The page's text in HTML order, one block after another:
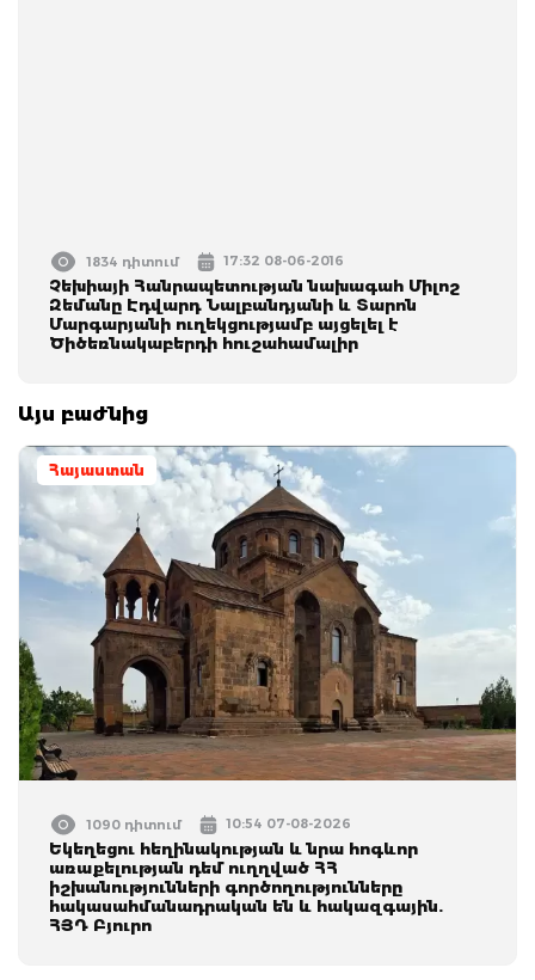
1834 դիտում 17:32 08-06-2016
Չեխիայի Հանրապետության նախագահ Միլոշ
Զեմանը Էդվարդ Նալբանդյանի և Տարոն
Մարգարյանի ուղեկցությամբ այցելել է
Ծիծեռնակաբերդի հուշահամալիր
Այս բաժնից
Հայաստան
1090 դիտում 10:54 07-08-2026
Եկեղեցու հեղինակության և նրա հոգևոր
առաքելության դեմ ուղղված ՀՀ
իշխանությունների գործողությունները
հակասահմանադրական են և հակազգային.
ՀՅԴ Բյուրո